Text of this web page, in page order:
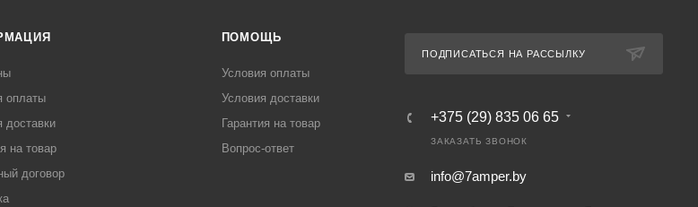
оплаты
доставки
на товар
договор
ПОМОЩЬ
Условия оплаты
Условия доставки
Гарантия на товар
Вопрос-ответ
ПОДПИСАТЬСЯ НА РАССЫЛКУ
+375 (29) 835 06 65
ЗАКАЗАТЬ ЗВОНОК
info@7amper.by